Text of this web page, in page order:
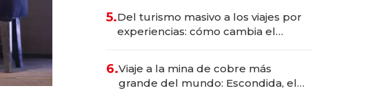
transformadoras
5.Del turismo masivo a los viajes por
experiencias: cómo cambia el
6.Viaje a la mina de cobre más
grande del mundo: Escondida, el